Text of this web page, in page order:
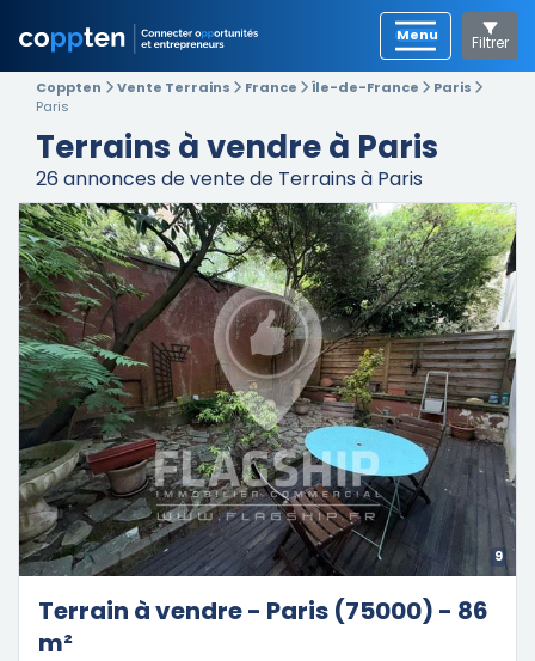
Filtrer
Coppten Vente Terrains France Île-de-France
Paris
Paris
Terrains à vendre à Paris
26 annonces de vente de Terrains à Paris
9
Terrain à vendre - Paris (75000) - 86
m²